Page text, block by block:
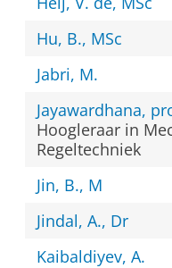
Hu, B., MSc
Jabri, M.
Jayawardhana,
Hoogleraar in
Regeltechniek
Jin, B., M
Jindal, A., Dr
Kaibaldiyev, A.